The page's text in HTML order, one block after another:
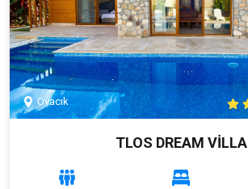
Ovacık
TLOS DREAM VİLLA